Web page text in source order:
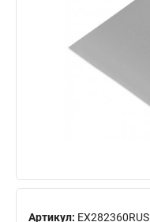
Артикул: EX282360RUS